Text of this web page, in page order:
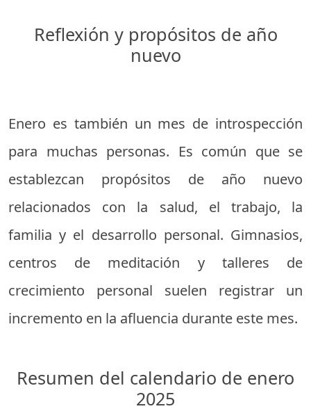
Reflexión y propósitos de año
nuevo
Enero es también un mes de introspección
para muchas personas. Es común que se
establezcan propósitos de año nuevo
relacionados con la salud, el trabajo, la
familia y el desarrollo personal. Gimnasios,
centros de meditación y talleres de
crecimiento personal suelen registrar un
incremento en la afluencia durante este mes.
Resumen del calendario de enero
2025